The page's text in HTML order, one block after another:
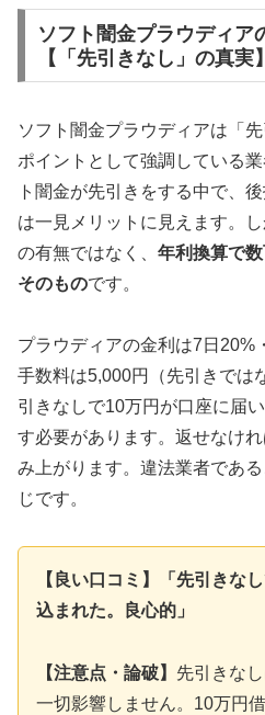
ソフト闇金プラウディア
【「先引きなし」の真実】
ソフト闇金プラウディアは「
ポイントとして強調している
ト闇金が先引きをする中で、
は一見メリットに見えます。
の有無ではなく、 年利換算で
そのものです。
プラウディアの金利は7日20%
手数料は5,000円（先引きでは
引きなしで10万円が口座に届
す必要があります。返せなけ
み上がります。違法業者であ
じです。
【良い口コミ】「先引きな
込まれた。良心的」
【注意点・論破】 先引きな
一切影響しません。10万円